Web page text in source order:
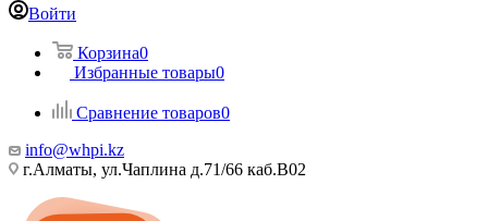
Войти
Корзина0
Избранные товары0
Сравнение товаров0
info@whpi.kz
г.Алматы, ул.Чаплина д.71/66 каб.B02